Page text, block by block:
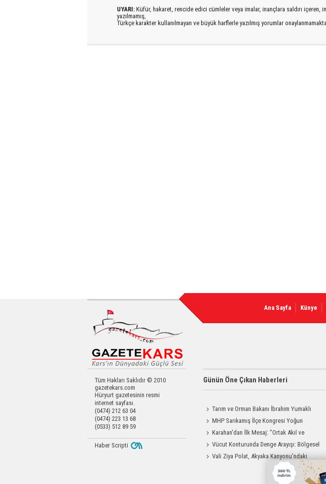
UYARI: Küfür, hakaret, rencide edici cümleler veya imalar, inançlara saldırı içeren,
yazılmamış,
Türkçe karakter kullanılmayan ve büyük harflerle yazılmış yorumlar
Ana Sayfa Künye
Tüm Hakları Saklıdır © 2010
gazetekars.com
Hüryurt gazetesinin resmi
internet sayfası.
(0474) 212 63 04
(0474) 223 13 68
(0533) 512 89 59
Günün Öne Çıkan Haberleri
Tarım ve Orman Bakanı İbrahim Yumaklı
Kars'a Geliyor
MHP Sarıkamış İlçe Kongresi Yoğun
Katılımla Gerçekleştirildi
Karahan'dan İlk Mesaj: "Ortak Akıl ve
Dayanışmayla Çalışacağız"
Vücut Konturunda Denge Arayışı: Bölgesel
Yağ Alma Sürecinin Tüm Aşamaları
Vali Ziya Polat, Akyaka Kanyonu'ndaki
Haber Scripti